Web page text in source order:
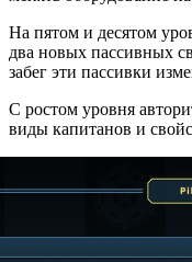
На пятом и десятом
два новых пассивных
забег эти пассивки
С ростом уровня
виды капитанов и